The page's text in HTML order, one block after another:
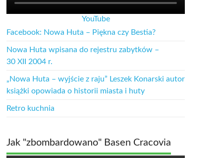
YouTube
Facebook: Nowa Huta – Piękna czy Bestia?
Nowa Huta wpisana do rejestru zabytków –
30 XII 2004 r.
„Nowa Huta – wyjście z raju” Leszek Konarski autor
książki opowiada o historii miasta i huty
Retro kuchnia
Jak "zbombardowano" Basen Cracovia